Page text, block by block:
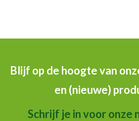
Blijf op de hoogte van
en (nieuwe)
Schrijf je in voor onze